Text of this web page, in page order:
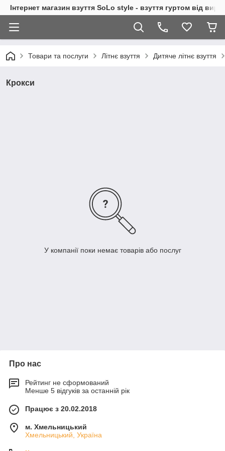
Інтернет магазин взуття SoLo style - взуття гуртом від
Товари та послуги Літнє взуття Дитяче літнє взуття
Крокси
У компанії поки немає товарів або послуг
Про нас
Рейтинг не сформований
Менше 5 відгуків за останній рік
Працює з 20.02.2018
м. Хмельницький
Хмельницький, Україна